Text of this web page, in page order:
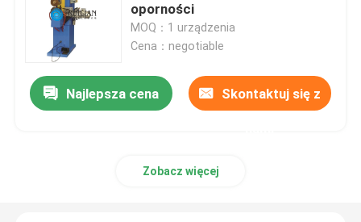
oporności
MOQ：1 urządzenia
Cena：negotiable
Najlepsza cena Skontaktuj się z
Zobacz więcej